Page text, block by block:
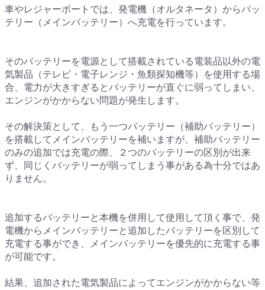
車やレジャーボートでは、発電機（オルタネータ）からバッ
テリー（メインバッテリー）へ充電を行っています。
そのバッテリーを電源として搭載されている電装品以外の電
気製品（テレビ・電子レンジ・魚類探知機等）を使用する場
合、電力が大きすぎるとバッテリーが直ぐに弱ってしまい、
エンジンがかからない問題が発生します。
その解決策として、もう一つバッテリー（補助バッテリー）
を搭載してメインバッテリーを補いますが、補助バッテリー
のみの追加では充電の際、２つのバッテリーの区別が出来
ず、同じくバッテリーが弱ってしまう事がある為十分ではあ
りません。
追加するバッテリーと本機を併用して使用して頂く事で、発
電機からメインバッテリーと追加したバッテリーを区別して
充電する事ができ、メインバッテリーを優先的に充電する事
が可能です。
結果、追加された電気製品によってエンジンがかからない等